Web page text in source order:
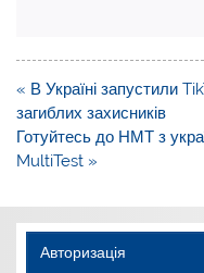
Навігація
записів
« В Україні запустили
загиблих захисників
Готуйтесь до НМТ з
MultiTest »
Авторизація